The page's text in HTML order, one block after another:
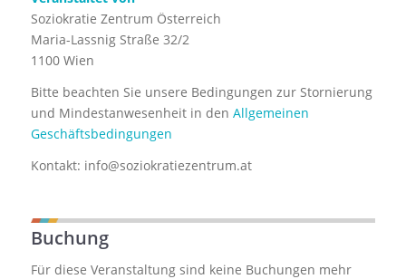
Soziokratie Zentrum Österreich
Maria-Lassnig Straße 32/2
1100 Wien
Bitte beachten Sie unsere Bedingungen zur Stornierung
und Mindestanwesenheit in den Allgemeinen
Geschäftsbedingungen
Kontakt: info@soziokratiezentrum.at
Buchung
Für diese Veranstaltung sind keine Buchungen mehr